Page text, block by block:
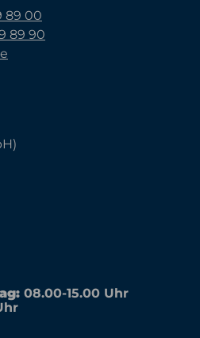
89 00
89 90
08.00-15.00 Uhr